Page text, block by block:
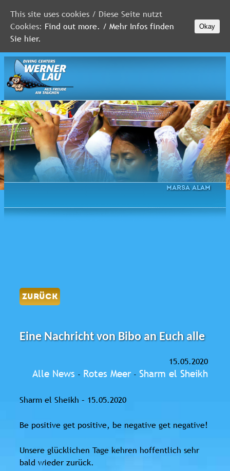
MALEDIVEN
ROTES
MEER
FLORIDA
Newsletter
Marsa Alam
ZURÜCK
Eine Nachricht von Bibo an Euch alle
15.05.2020
Alle News - Rotes Meer- Sharm el Sheikh
Sharm el Sheikh – 15.05.2020
Be positive get positive, be negative get negative!
Unsere glücklichen Tage kehren hoffentlich sehr
bald wieder zurück.
This site uses cookies / Diese Seite nutzt
Cookies: Find out more. / Mehr Infos finden
Sie hier.
Okay